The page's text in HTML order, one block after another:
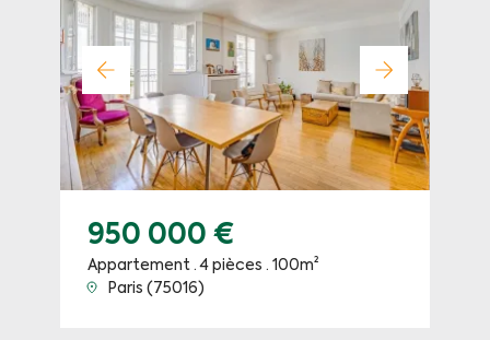
950 000 €
Appartement · 4 pièces · 100m²
Paris (75016)